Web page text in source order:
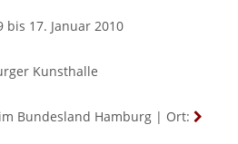
bis 17. Januar 2010
Kunsthalle
Bundesland Hamburg | Ort: